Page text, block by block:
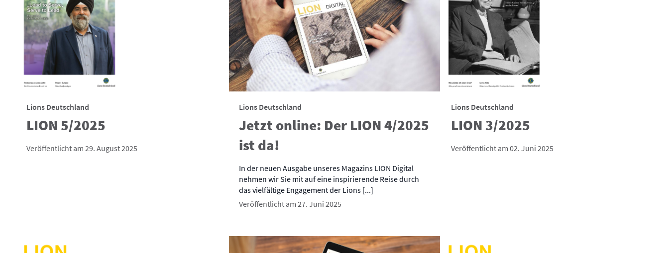
Lions Deutschland
LION 5/2025
Veröffentlicht am 29. August 2025
Lions Deutschland
Jetzt online: Der LION 4/2025
ist da!
In der neuen Ausgabe unseres Magazins LION Digital
nehmen wir Sie mit auf eine inspirierende Reise durch
das vielfältige Engagement der Lions [...]
Veröffentlicht am 27. Juni 2025
Lions Deutschland
LION 3/2025
Veröffentlicht am 02. Juni 2025